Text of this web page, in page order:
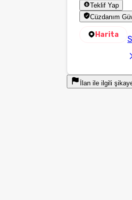
Teklif Yap
Cüzdanım
Harita
İlan ile ilgili